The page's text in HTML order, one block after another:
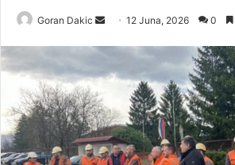
Goran Dakic
d
n
e
m
12 Juna, 2026 0